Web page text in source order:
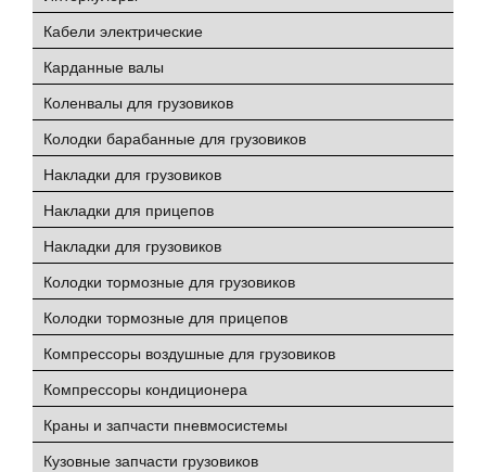
Кабели электрические
Карданные валы
Коленвалы для грузовиков
Колодки барабанные для грузовиков
Накладки для грузовиков
Накладки для прицепов
Накладки для грузовиков
Колодки тормозные для грузовиков
Колодки тормозные для прицепов
Компрессоры воздушные для грузовиков
Компрессоры кондиционера
Краны и запчасти пневмосистемы
Кузовные запчасти грузовиков